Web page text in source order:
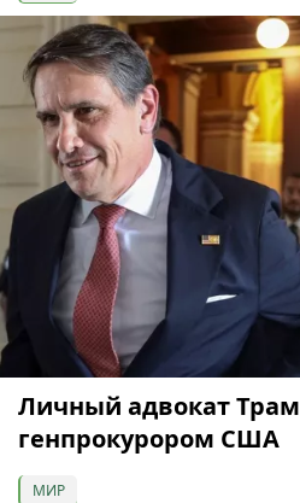
Личный адвокат
генпрокурором США
МИР